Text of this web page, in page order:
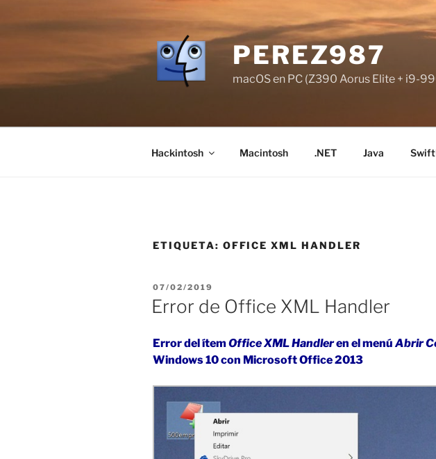
PEREZ987
macOS en PC (Z390 Aorus Elite + i9-
Hackintosh Macintosh .NET Java
ETIQUETA: OFFICE XML HANDLER
PUBLICADO
EL
07/02/2019
Error de Office XML Handler
Error del ítemOffice XML Handleren el menú Abrir
Windows 10 con Microsoft Office 2013